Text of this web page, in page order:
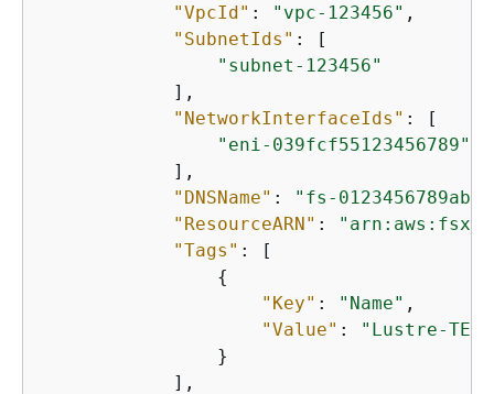
"VpcId" : "vpc-123456" ,
"SubnetIds" : [
"subnet-123456"
            ],
"NetworkInterfaceIds" : [
"eni-039fcf55123456789"
            ],
"DNSName" :
"fs-
"ResourceARN" :
"Tags" : [
{
"Key" : "Name" ,
"Value" :
"Lustre-
                }
            ],